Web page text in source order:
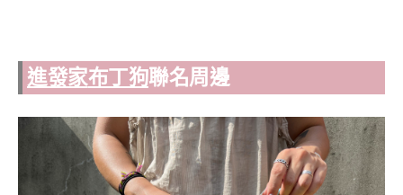
進發家布丁狗聯名周邊